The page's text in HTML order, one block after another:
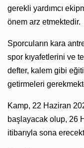
gerekli yardımcı
önem arz etmektedir.
Sporcuların kara
spor kıyafetlerini ve
defter, kalem gibi
getirmeleri
Kamp, 22 Haziran
başlayacak olup, 26
itibarıyla sona